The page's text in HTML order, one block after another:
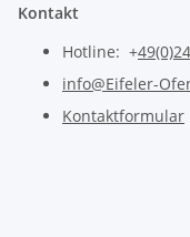
Kontakt
Hotline: +
info@Eifeler-
Kontaktformular